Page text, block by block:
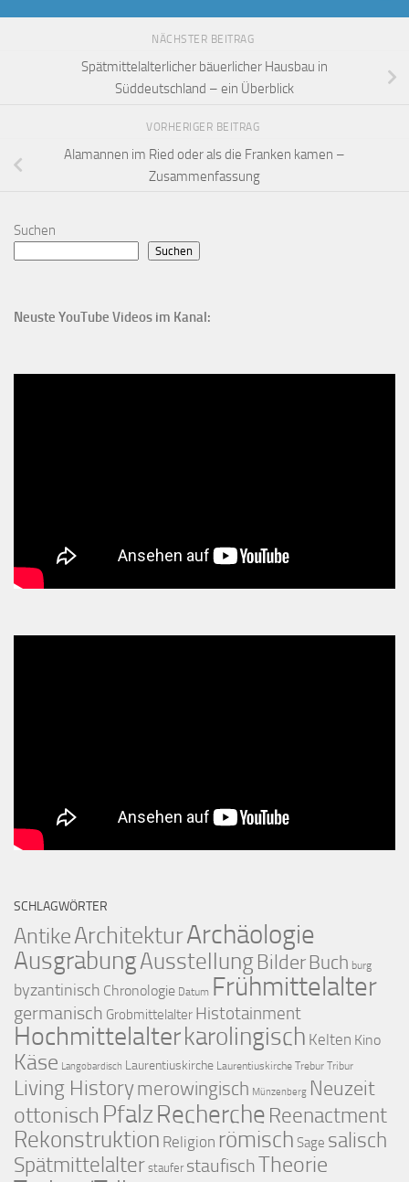
NÄCHSTER BEITRAG
Spätmittelalterlicher bäuerlicher Hausbau in
Süddeutschland – ein Überblick
VORHERIGER BEITRAG
Alamannen im Ried oder als die Franken kamen –
Zusammenfassung
Suchen
Suchen
Neuste YouTube Videos im Kanal:
SCHLAGWÖRTER
AntikeArchitekturArchäologie
AusgrabungAusstellungBilder Buch burg
byzantinisch Chronologie Datum Frühmittelalter
germanisch Grobmittelalter Histotainment
Hochmittelalterkarolingisch Kelten Kino
Käse Langobardisch Laurentiuskirche Laurentiuskirche Trebur Tribur
Living Historymerowingisch Münzenberg Neuzeit
ottonisch PfalzRecherche Reenactment
Rekonstruktion Religion römisch Sage salisch
Spätmittelalter staufer staufischTheorie